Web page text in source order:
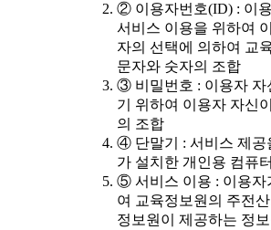
② 이용자번호(ID) : 이
서비스 이용을 위하여
자의 선택에 의하여 교
문자와 숫자의 조합
③ 비밀번호 : 이용자 자
기 위하여 이용자 자신
의 조합
④ 단말기 : 서비스 제공
가 설치한 개인용 컴퓨
⑤ 서비스 이용 : 이용자
여 교육정보원의 주전
정보원이 제공하는 정